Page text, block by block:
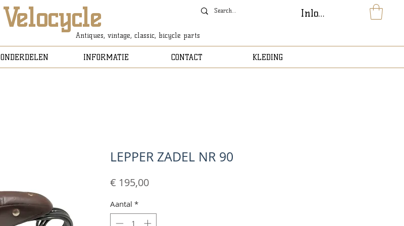
Velocycle
Antiques, vintage, classic, bicycle parts
Inloggen
ONDERDELEN INFORMATIE CONTACT KLEDING
LEPPER ZADEL NR 90
€ 195,00Prijs
Aantal *